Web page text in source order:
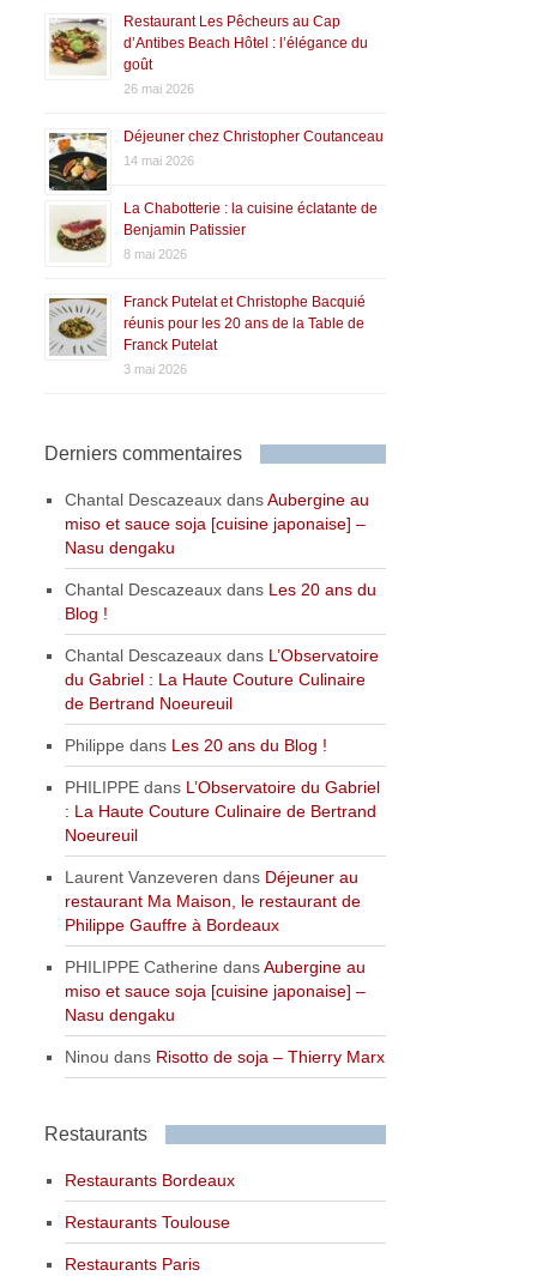
Restaurant Les Pêcheurs au Cap
d’Antibes Beach Hôtel : l’élégance du
goût
26 mai 2026
Déjeuner chez Christopher Coutanceau
14 mai 2026
La Chabotterie : la cuisine éclatante de
Benjamin Patissier
8 mai 2026
Franck Putelat et Christophe Bacquié
réunis pour les 20 ans de la Table de
Franck Putelat
3 mai 2026
Derniers commentaires
Chantal Descazeaux dansAubergine au
miso et sauce soja [cuisine japonaise] –
Nasu dengaku
Chantal Descazeaux dans Les 20 ans du
Blog !
Chantal Descazeaux dans L’Observatoire
du Gabriel : La Haute Couture Culinaire
de Bertrand Noeureuil
Philippe dans Les 20 ans du Blog !
PHILIPPE dans L’Observatoire du Gabriel
: La Haute Couture Culinaire de Bertrand
Noeureuil
Laurent Vanzeveren dans Déjeuner au
restaurant Ma Maison, le restaurant de
Philippe Gauffre à Bordeaux
PHILIPPE Catherine dansAubergine au
miso et sauce soja [cuisine japonaise] –
Nasu dengaku
Ninou dans Risotto de soja – Thierry Marx
Restaurants
Restaurants Bordeaux
Restaurants Toulouse
Restaurants Paris